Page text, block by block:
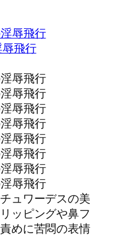
飛行
ュワーデスの美
ッピングや鼻フ
めに苦悶の表情